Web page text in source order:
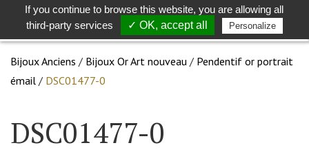
Toggle
search
Bijoux Anciens / Bijoux Or Art nouveau / Pendentif or portrait
émail / DSC01477-0
DSC01477-0
If you continue to browse this website, you are allowing all
third-party services
✓ OK, accept all Personalize